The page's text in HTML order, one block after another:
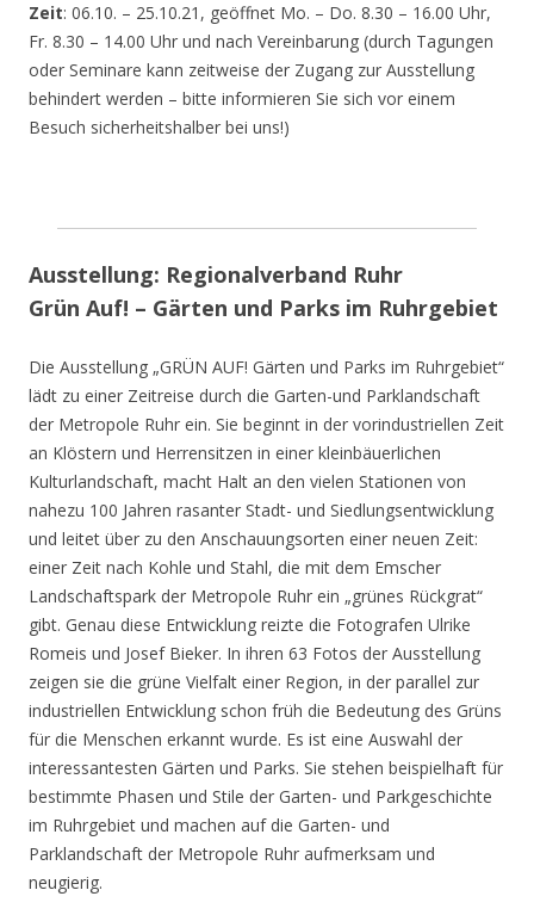
Zeit: 06.10. – 25.10.21, geöffnet Mo. – Do. 8.30 – 16.00 Uhr,
Fr. 8.30 – 14.00 Uhr und nach Vereinbarung (durch Tagungen
oder Seminare kann zeitweise der Zugang zur Ausstellung
behindert werden – bitte informieren Sie sich vor einem
Besuch sicherheitshalber bei uns!)
Ausstellung: Regionalverband Ruhr
Grün Auf! – Gärten und Parks im Ruhrgebiet
Die Ausstellung „GRÜN AUF! Gärten und Parks im Ruhrgebiet“
lädt zu einer Zeitreise durch die Garten-und Parklandschaft
der Metropole Ruhr ein. Sie beginnt in der vorindustriellen Zeit
an Klöstern und Herrensitzen in einer kleinbäuerlichen
Kulturlandschaft, macht Halt an den vielen Stationen von
nahezu 100 Jahren rasanter Stadt- und Siedlungsentwicklung
und leitet über zu den Anschauungsorten einer neuen Zeit:
einer Zeit nach Kohle und Stahl, die mit dem Emscher
Landschaftspark der Metropole Ruhr ein „grünes Rückgrat“
gibt. Genau diese Entwicklung reizte die Fotografen Ulrike
Romeis und Josef Bieker. In ihren 63 Fotos der Ausstellung
zeigen sie die grüne Vielfalt einer Region, in der parallel zur
industriellen Entwicklung schon früh die Bedeutung des Grüns
für die Menschen erkannt wurde. Es ist eine Auswahl der
interessantesten Gärten und Parks. Sie stehen beispielhaft für
bestimmte Phasen und Stile der Garten- und Parkgeschichte
im Ruhrgebiet und machen auf die Garten- und
Parklandschaft der Metropole Ruhr aufmerksam und
neugierig.